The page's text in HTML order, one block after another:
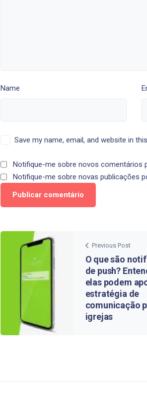
Name
Save my name, email, and website in
Notifique-me sobre novos comentários
Notifique-me sobre novas publicações
Previous Post
O que são
de push?
elas podem
estratégia de
comunicação
igrejas